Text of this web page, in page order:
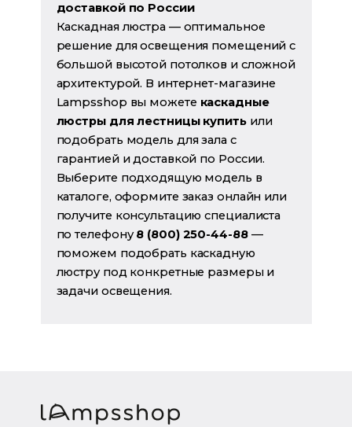
доставкой по России
Каскадная люстра — оптимальное
решение для освещения помещений с
большой высотой потолков и сложной
архитектурой. В интернет-магазине
Lampsshop вы можете каскадные
люстры для лестницы купитьили
подобрать модель для зала с
гарантией и доставкой по России.
Выберите подходящую модель в
каталоге, оформите заказ онлайн или
получите консультацию специалиста
по телефону8 (800) 250-44-88—
поможем подобрать каскадную
люстру под конкретные размеры и
задачи освещения.